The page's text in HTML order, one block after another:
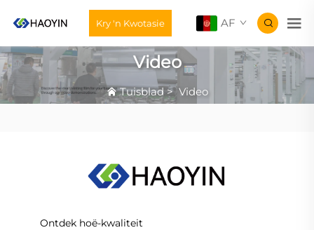
Kry 'n Kwotasie AF
Video
Tuisblad> Video
Ontdek hoë-kwaliteit